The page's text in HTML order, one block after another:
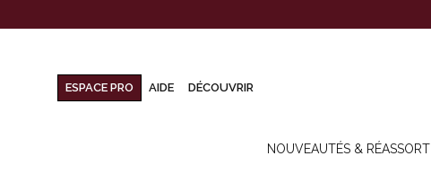
ESPACE PRO AIDE DÉCOUVRIR
NOUVEAUTÉS & RÉASSORT